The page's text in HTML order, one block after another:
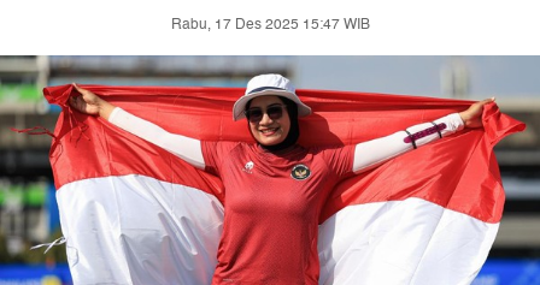
Rabu, 17 Des 2025 15:47 WIB